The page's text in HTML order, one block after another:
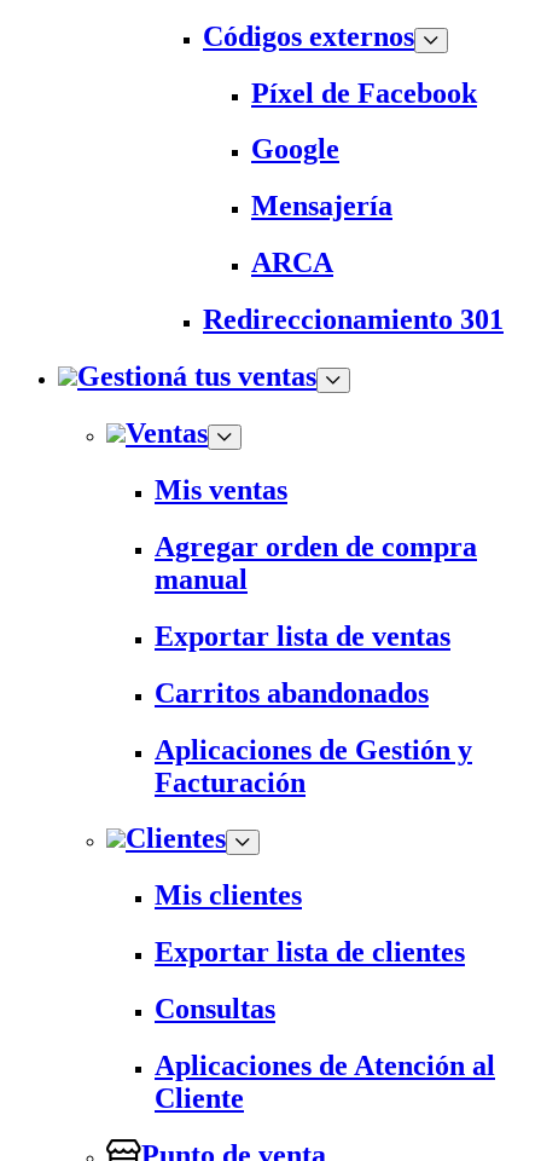
Códigos externos
Píxel de Facebook
Google
Mensajería
ARCA
Redireccionamiento 301
Gestioná tus ventas
Ventas
Mis ventas
Agregar orden de compra
manual
Exportar lista de ventas
Carritos abandonados
Aplicaciones de Gestión y
Facturación
Clientes
Mis clientes
Exportar lista de clientes
Consultas
Aplicaciones de Atención al
Cliente